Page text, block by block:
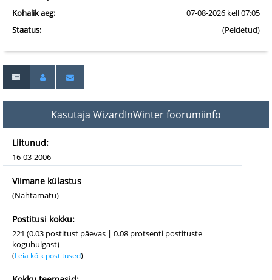
Kohalik aeg:
07-08-2026 kell 07:05
Staatus:
(Peidetud)
Kasutaja WizardInWinter foorumiinfo
Liitunud:
16-03-2006
Viimane külastus
(Nähtamatu)
Postitusi kokku:
221 (0.03 postitust päevas | 0.08 protsenti postituste
koguhulgast)
(Leia kõik postitused)